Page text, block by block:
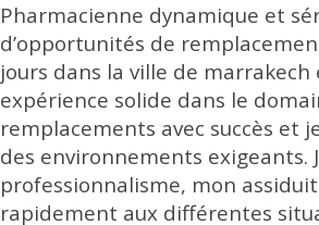
Pharmacienne dynamique et
d’opportunités de
jours dans la ville de marrakech
expérience solide dans le
remplacements avec succès et
des environnements exigeants.
professionnalisme, mon
rapidement aux différentes